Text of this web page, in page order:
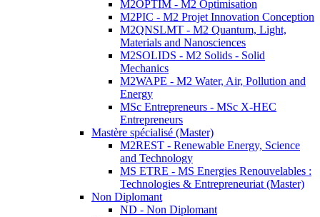
M2OPTIM - M2 Optimisation
M2PIC - M2 Projet Innovation Conception
M2QNSLMT - M2 Quantum, Light,
Materials and Nanosciences
M2SOLIDS - M2 Solids - Solid
Mechanics
M2WAPE - M2 Water, Air, Pollution and
Energy
MSc Entrepreneurs - MSc X-HEC
Entrepreneurs
Mastère spécialisé (Master)
M2REST - Renewable Energy, Science
and Technology
MS ETRE - MS Energies Renouvelables :
Technologies & Entrepreneuriat (Master)
Non Diplomant
ND - Non Diplomant